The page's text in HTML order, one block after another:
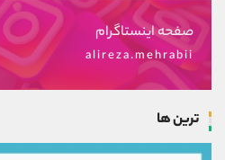
صفحه اینستاگرام
alireza.mehrabii
ترین ها